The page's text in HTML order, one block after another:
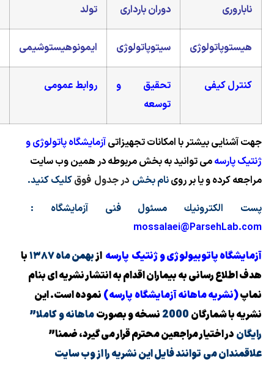
دوران بارداری
تولد
سیتوپاتولوژی ایمونوهیستوشیمی
تحقیق و
روابط عمومی
با امکانات تجهیزاتیآزمایشگاه پاتولوژی و
توانید به بخش مربوطه در همین وب سایت
یا بر روی نام بخش در جدول فوقکلیک کنید.
مسئول فنی آزمایشگاه :
و ژنتیک پارسهازبهمن ماه ۱۳۸۷
با
به بیماران اقدام به انتشار نشریه ای بنام
آزمایشگاهپارسه)نموده است. این
2000نسخه و بصورت ماهانه وکاملا”
مراجعین محترم قرار می گیرد، ضمنا”
توانند فایل این نشریه را از وب سایت